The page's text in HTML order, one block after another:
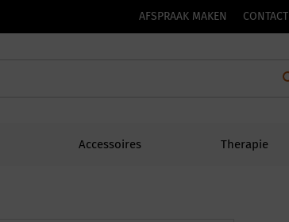
AFSPRAAK MAKEN CONTACT
Accessoires Therapie